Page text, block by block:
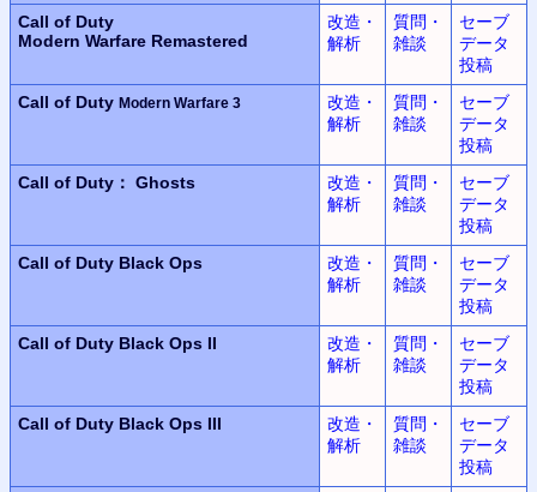
Call of Duty
Modern Warfare Remastered
改造・
解析
質問・
雑談
セーブ
データ
投稿
Call of Duty Modern Warfare 3
改造・
解析
質問・
雑談
セーブ
データ
投稿
Call of Duty： Ghosts
改造・
解析
質問・
雑談
セーブ
データ
投稿
Call of Duty Black Ops
改造・
解析
質問・
雑談
セーブ
データ
投稿
Call of Duty Black Ops II
改造・
解析
質問・
雑談
セーブ
データ
投稿
Call of Duty Black Ops III
改造・
解析
質問・
雑談
セーブ
データ
投稿